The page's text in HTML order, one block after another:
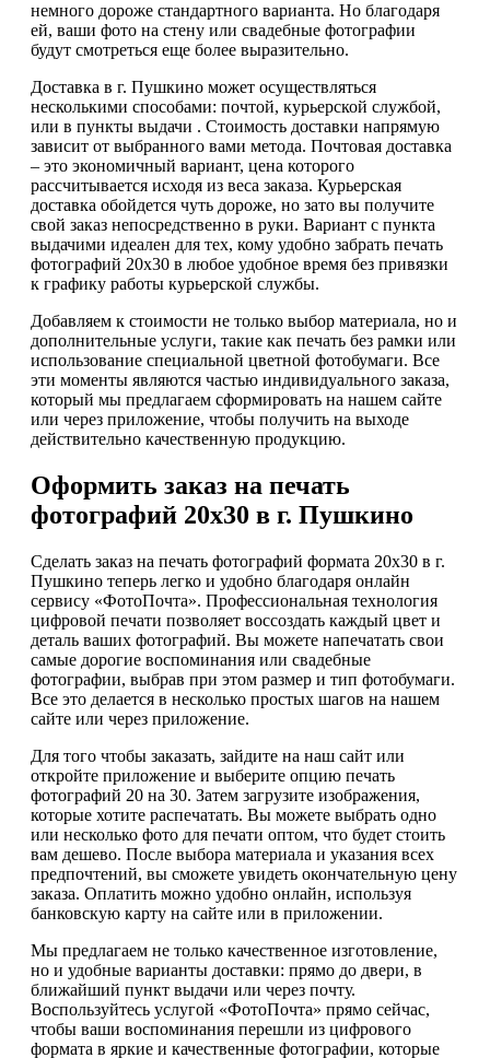
немного дороже стандартного варианта. Но благодаря
ей, ваши фото на стену или свадебные фотографии
будут смотреться еще более выразительно.
Доставка в г. Пушкино может осуществляться
несколькими способами: почтой, курьерской службой,
или в пункты выдачи . Стоимость доставки напрямую
зависит от выбранного вами метода. Почтовая доставка
– это экономичный вариант, цена которого
рассчитывается исходя из веса заказа. Курьерская
доставка обойдется чуть дороже, но зато вы получите
свой заказ непосредственно в руки. Вариант с пункта
выдачими идеален для тех, кому удобно забрать печать
фотографий 20х30 в любое удобное время без привязки
к графику работы курьерской службы.
Добавляем к стоимости не только выбор материала, но и
дополнительные услуги, такие как печать без рамки или
использование специальной цветной фотобумаги. Все
эти моменты являются частью индивидуального заказа,
который мы предлагаем сформировать на нашем сайте
или через приложение, чтобы получить на выходе
действительно качественную продукцию.
Оформить заказ на печать
фотографий 20х30 в г. Пушкино
Сделать заказ на печать фотографий формата 20х30 в г.
Пушкино теперь легко и удобно благодаря онлайн
сервису «ФотоПочта». Профессиональная технология
цифровой печати позволяет воссоздать каждый цвет и
деталь ваших фотографий. Вы можете напечатать свои
самые дорогие воспоминания или свадебные
фотографии, выбрав при этом размер и тип фотобумаги.
Все это делается в несколько простых шагов на нашем
сайте или через приложение.
Для того чтобы заказать, зайдите на наш сайт или
откройте приложение и выберите опцию печать
фотографий 20 на 30. Затем загрузите изображения,
которые хотите распечатать. Вы можете выбрать одно
или несколько фото для печати оптом, что будет стоить
вам дешево. После выбора материала и указания всех
предпочтений, вы сможете увидеть окончательную цену
заказа. Оплатить можно удобно онлайн, используя
банковскую карту на сайте или в приложении.
Мы предлагаем не только качественное изготовление,
но и удобные варианты доставки: прямо до двери, в
ближайший пункт выдачи или через почту.
Воспользуйтесь услугой «ФотоПочта» прямо сейчас,
чтобы ваши воспоминания перешли из цифрового
формата в яркие и качественные фотографии, которые